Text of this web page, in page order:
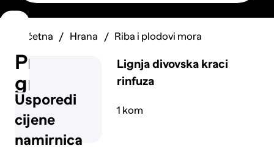
Usporedi
cijene
namirnica
Prijavi
grešku
Početna Hrana Riba i plodovi mora
Lignja divovska kraci
rinfuza
1 kom